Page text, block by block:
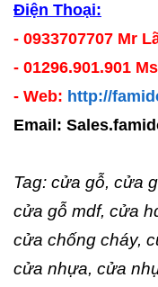
Điện Thoại:
- 0933707707 Mr
- 01296.901.901
- Web: http://
Email:
Tag: cửa gỗ, cửa
cửa gỗ mdf, cửa
cửa chống cháy,
cửa nhựa, cửa